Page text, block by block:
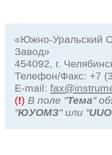
«Южно-Уральский
Завод»
454092, г.
Телефон/Факс: +7
Е-mail:
(!) В поле "Тема"
"ЮУОМЗ" или "